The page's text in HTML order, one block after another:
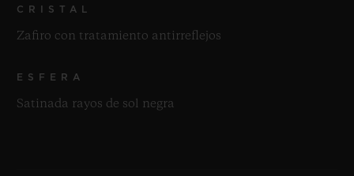
CRISTAL
Zafiro con tratamiento antirreflejos
ESFERA
Satinada rayos de sol negra